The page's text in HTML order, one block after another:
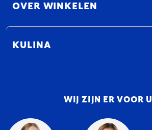
OVER WINKELEN
KULINA
WIJ ZIJN ER VOOR U